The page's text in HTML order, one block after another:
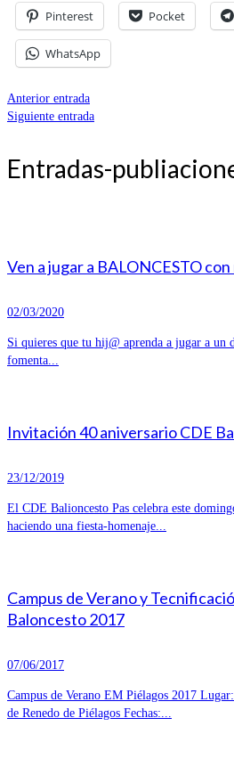
Pinterest Pocket
WhatsApp
Anterior entrada
Siguiente entrada
Entradas-
Ven a jugar a BALONCESTO
02/03/2020
Si quieres que tu hij@ aprenda a jugar a un
fomenta...
Invitación 40 aniversario CDE
23/12/2019
El CDE Balioncesto Pas celebra este
haciendo una fiesta-homenaje...
Campus de Verano y
Baloncesto 2017
07/06/2017
Campus de Verano EM Piélagos 2017
de Renedo de Piélagos Fechas:...